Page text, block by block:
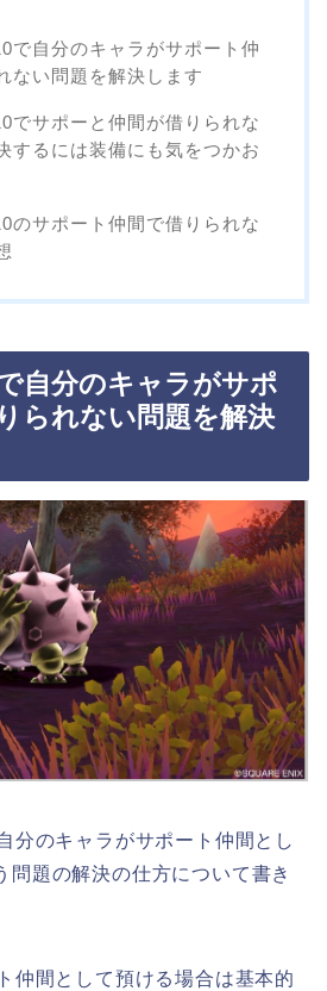
で自分のキャラがサポート仲
ない問題を解決します
でサポーと仲間が借りられな
するには装備にも気をつかお
のサポート仲間で借りられな
自分のキャラがサポ
られない問題を解決
分のキャラがサポート仲間とし
問題の解決の仕方について書き
仲間として預ける場合は基本的